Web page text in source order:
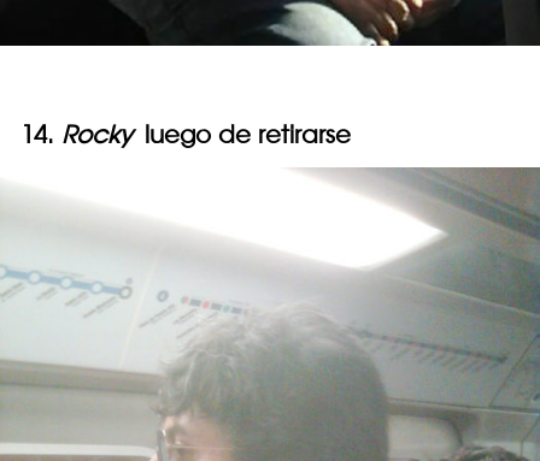
14. Rockyluego de retirarse